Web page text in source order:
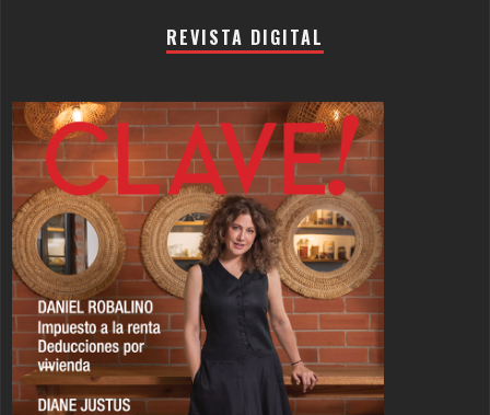
REVISTA DIGITAL